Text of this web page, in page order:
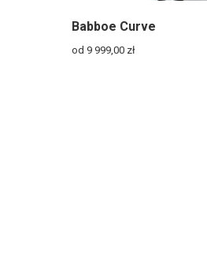
Babboe Curve
od 9 999,00 zł